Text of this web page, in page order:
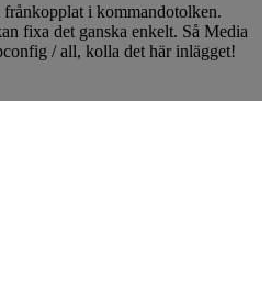
i kommandotolken.
fixa det ganska enkelt. Så Media
/ all, kolla det här inlägget!